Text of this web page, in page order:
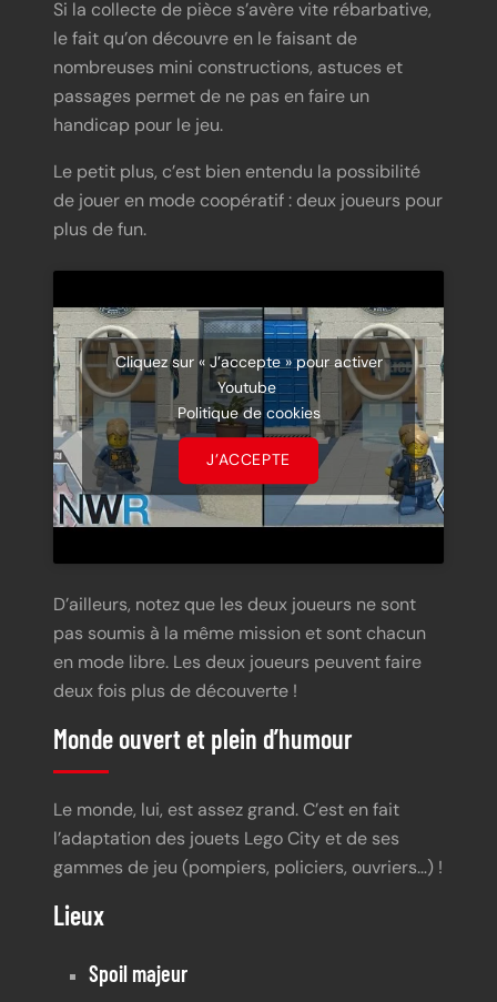
Si la collecte de pièce s’avère vite rébarbative,
le fait qu’on découvre en le faisant de
nombreuses mini constructions, astuces et
passages permet de ne pas en faire un
handicap pour le jeu.
Le petit plus, c’est bien entendu la possibilité
de jouer en mode coopératif : deux joueurs pour
plus de fun.
Cliquez sur « J’accepte » pour activer
Youtube
Politique de cookies
J’ACCEPTE
D’ailleurs, notez que les deux joueurs ne sont
pas soumis à la même mission et sont chacun
en mode libre. Les deux joueurs peuvent faire
deux fois plus de découverte !
Monde ouvert et plein d’humour
Le monde, lui, est assez grand. C’est en fait
l’adaptation des jouets Lego City et de ses
gammes de jeu (pompiers, policiers, ouvriers…) !
Lieux
Spoil majeur